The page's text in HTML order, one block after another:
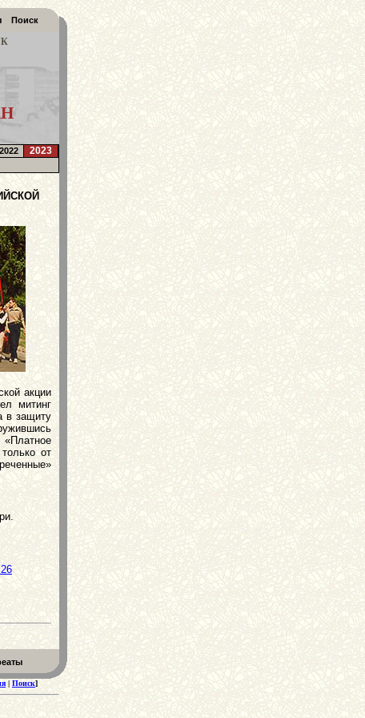
Поиск
2022 2023
акции
митинг
в защиту
«Платное
от
|Поиск]